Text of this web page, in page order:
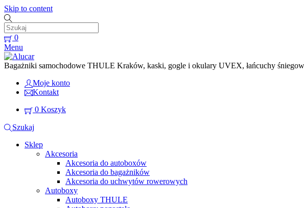
Skip to content
0
Menu
Bagażniki samochodowe THULE Kraków, kaski, gogle i okulary UVEX, łańcuchy
Moje konto
Kontakt
0 Koszyk
Szukaj
Sklep
Akcesoria
Akcesoria do autoboxów
Akcesoria do bagażników
Akcesoria do uchwytów rowerowych
Autoboxy
Autoboxy THULE